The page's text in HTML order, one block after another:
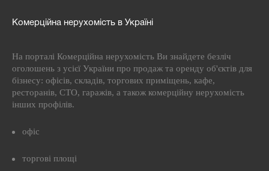
Комерційна нерухомість в Україні
На порталі Комерційна нерухомість Ви знайдете безліч
оголошень з усієї України про продаж та оренду об'єктів для
бізнесу: офісів, складів, торгових приміщень, кафе,
ресторанів, СТО, гаражів, а також комерційну нерухомість
інших профілів.
офіс
торгові площі